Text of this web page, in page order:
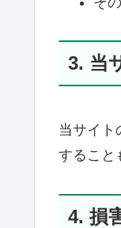
3. 当
当サイト
すること
4. 損